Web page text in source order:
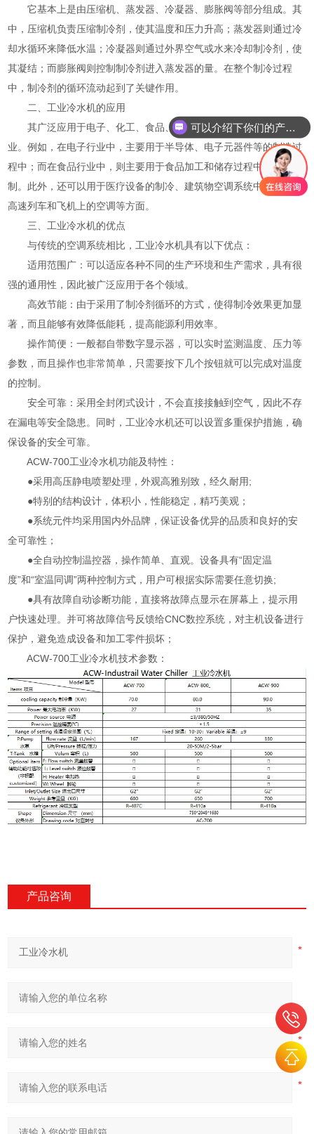
它基本上是由压缩机、蒸发器、冷凝器、膨胀阀等部分组成。其
中，压缩机负责压缩制冷剂，使其温度和压力升高；蒸发器则通过冷
却水循环来降低水温；冷凝器则通过外界空气或水来冷却制冷剂，使
其凝结；而膨胀阀则控制制冷剂进入蒸发器的量。在整个制冷过程
中，制冷剂的循环流动起到了关键作用。
二、工业冷水机的应用
其广泛应用于电子、化工、食品、制药、塑料、橡胶、纺织等行
业。例如，在电子行业中，主要用于半导体、电子元器件等的制造过
程中；而在食品行业中，则主要用于食品加工和储存过程中的温度控
制。此外，还可以用于医疗设备的制冷、建筑物空调系统中的冷却、
高速列车和飞机上的空调等方面。
三、工业冷水机的优点
与传统的空调系统相比，工业冷水机具有以下优点：
适用范围广：可以适应各种不同的生产环境和生产需求，具有很
强的通用性，因此被广泛应用于各个领域。
高效节能：由于采用了制冷剂循环的方式，使得制冷效果更加显
著，而且能够有效降低能耗，提高能源利用效率。
操作简便：一般都自带数字显示器，可以实时监测温度、压力等
参数，而且操作也非常简单，只需要按下几个按钮就可以完成对温度
的控制。
安全可靠：采用全封闭式设计，不会直接接触到空气，因此不存
在漏电等安全隐患。同时，工业冷水机还可以设置多重保护措施，确
保设备的安全可靠。
ACW-700工业冷水机功能及特性：
●采用高压静电喷塑处理，外观高雅别致，经久耐用;
●特别的结构设计，体积小，性能稳定，精巧美观；
●系统元件均采用国内外品牌，保证设备优异的品质和良好的安
全可靠性；
●全自动控制温控器，操作简单、直观。设备具有“固定温
度”和“室温同调”两种控制方式，用户可根据实际需要任意切换;
●具有故障自动诊断功能，直接将故障点显示在屏幕上，提示用
户快速处理。并可将故障信号反馈给CNC数控系统，对主机设备进行
保护，避免造成设备和加工零件损坏；
ACW-700工业冷水机技术参数：
产品咨询
可以介绍下你们的产品么